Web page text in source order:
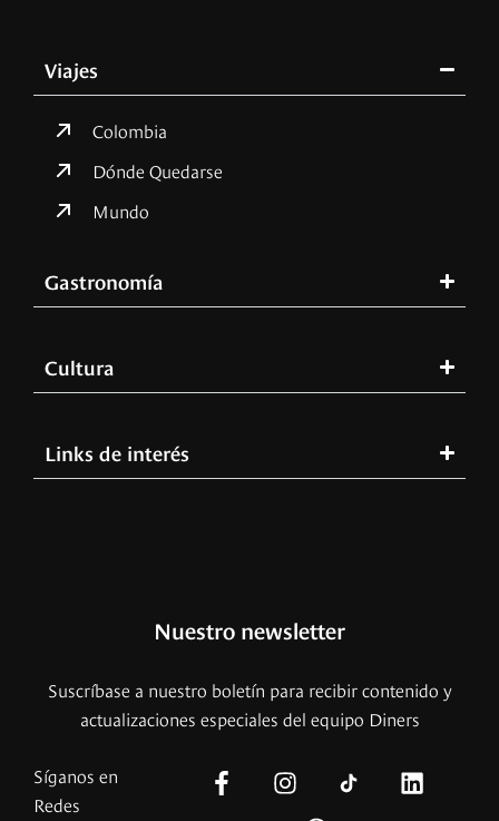
Viajes
Colombia
Dónde Quedarse
Mundo
Gastronomía
Cultura
Links de interés
Nuestro newsletter
Suscríbase a nuestro boletín para recibir contenido y
actualizaciones especiales del equipo Diners
Síganos en
Redes